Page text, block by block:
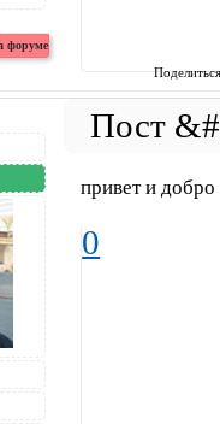
привет и
0